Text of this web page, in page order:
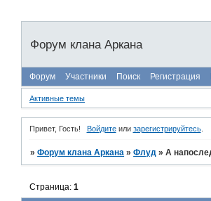
Форум клана Аркана
Форум Участники Поиск Регистрация
Активные темы
Привет, Гость! Войдитеили зарегистрируйтесь.
»Форум клана Аркана »Флуд »А
Страница:1